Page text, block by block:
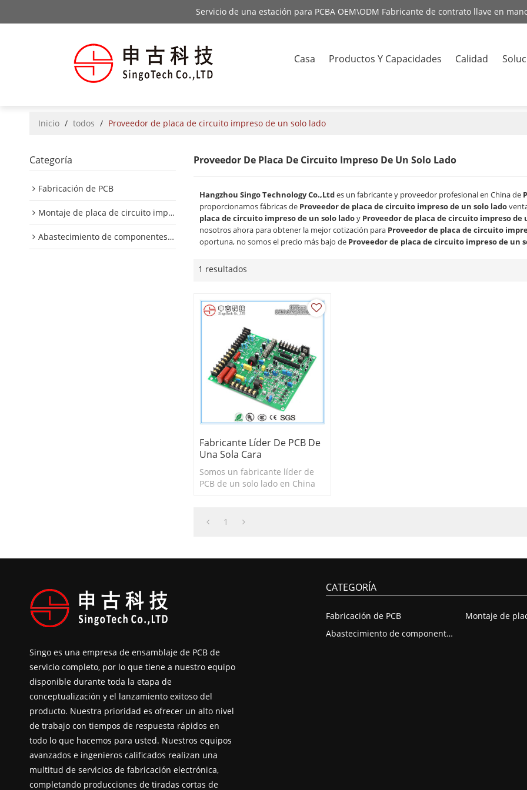
Servicio de una estación para PCBA OEM\ODM Fabricante de contrato llave en
Casa Productos Y Capacidades Calidad
Inicio / todos / Proveedor de placa de circuito impreso de un solo lado
Categoría
Fabricación de PCB
Montaje de placa de circuito impreso
Abastecimiento de componentes de PCB
Proveedor De Placa De Circuito Impreso De Un Solo Lado
Hangzhou Singo Technology Co.,Ltdes un fabricante y proveedor profesional en China de
proporcionamos fábricas de Proveedor de placa de circuito impreso de un solo lado
placa de circuito impreso de un solo ladoy Proveedor de placa de circuito impreso de
nosotros ahora para obtener la mejor cotización para Proveedor de placa de circuito
oportuna, no somos el precio más bajo de Proveedor de placa de circuito impreso de un
1 resultados
Fabricante Líder De PCB De
Una Sola Cara
Somos un fabricante líder de
PCB de un solo lado en China
1
Singo es una empresa de ensamblaje de PCB de
servicio completo, por lo que tiene a nuestro equipo
disponible durante toda la etapa de
conceptualización y el lanzamiento exitoso del
producto. Nuestra prioridad es ofrecer un alto nivel
de trabajo con tiempos de respuesta rápidos en
todo lo que hacemos para usted. Nuestros equipos
avanzados e ingenieros calificados realizan una
multitud de servicios de fabricación electrónica,
completando producciones de tiradas cortas de
CATEGORÍA
Fabricación de PCB
Abastecimiento de componentes de PCB